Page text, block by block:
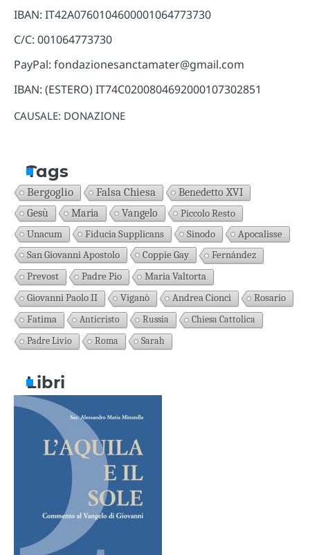
IBAN: IT42A0760104600001064773730
C/C: 001064773730
PayPal: fondazionesanctamater@gmail.com
IBAN: (ESTERO) IT74C0200804692000107302851
CAUSALE: DONAZIONE
Tags
Bergoglio Falsa Chiesa Benedetto XVI
Gesù Maria Vangelo
Piccolo Resto
Unacum
Fiducia Supplicans Sinodo
Apocalisse
San Giovanni Apostolo
Coppie Gay
Fernández
Prevost
Padre Pio
Maria Valtorta
Giovanni Paolo II
Viganò Andrea Cionci
Rosario
Fatima
Anticristo Russia
Chiesa Cattolica
Padre Livio
Roma Sarah
Libri